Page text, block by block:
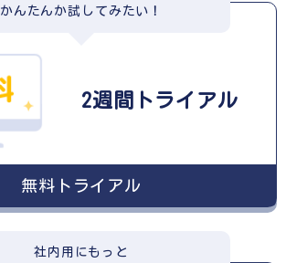
かんたんか試してみたい！
2週間 トライアル
無料トライアル
社内用にもっと